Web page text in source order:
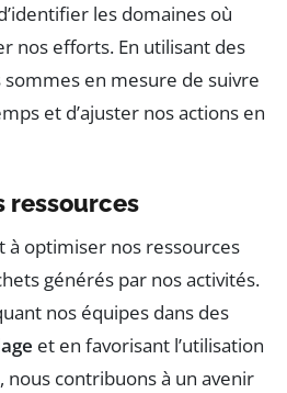
les domaines où
nos efforts. En utilisant des
en mesure de suivre
et d’ajuster nos actions en
ressources
à optimiser nos ressources
générés par nos activités.
nos équipes dans des
et en favorisant l’utilisation
contribuons à un avenir